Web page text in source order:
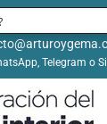
Telegram o